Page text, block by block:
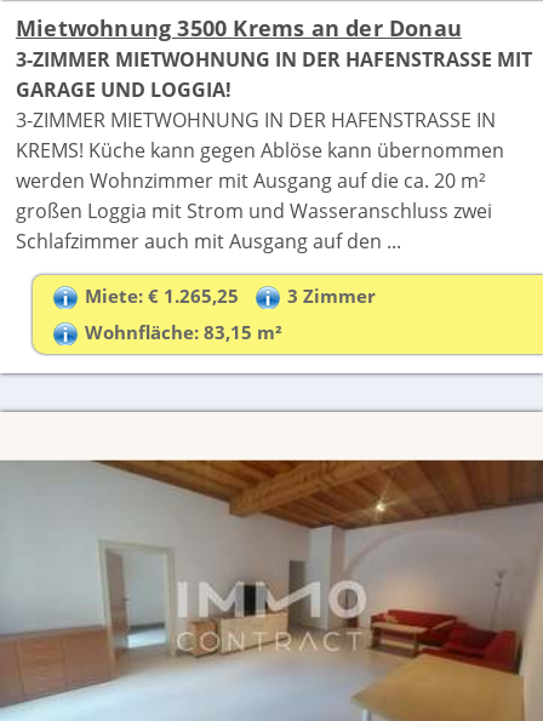
Mietwohnung 3500 Krems an der Donau
3-ZIMMER MIETWOHNUNG IN DER HAFENSTRASSE MIT
GARAGE UND LOGGIA!
3-ZIMMER MIETWOHNUNG IN DER HAFENSTRASSE IN
KREMS! Küche kann gegen Ablöse kann übernommen
werden Wohnzimmer mit Ausgang auf die ca. 20 m²
großen Loggia mit Strom und Wasseranschluss zwei
Schlafzimmer auch mit Ausgang auf den ...
Miete: € 1.265,25
3 Zimmer
Wohnfläche: 83,15 m²